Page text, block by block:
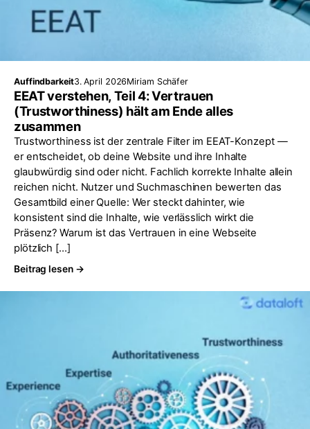
Auffindbarkeit3. April 2026Miriam Schäfer
EEAT verstehen, Teil 4: Vertrauen
(Trustworthiness) hält am Ende alles
zusammen
Trustworthiness ist der zentrale Filter im EEAT-Konzept —
er entscheidet, ob deine Website und ihre Inhalte
glaubwürdig sind oder nicht. Fachlich korrekte Inhalte allein
reichen nicht. Nutzer und Suchmaschinen bewerten das
Gesamtbild einer Quelle: Wer steckt dahinter, wie
konsistent sind die Inhalte, wie verlässlich wirkt die
Präsenz? Warum ist das Vertrauen in eine Webseite
plötzlich […]
Beitrag lesen →